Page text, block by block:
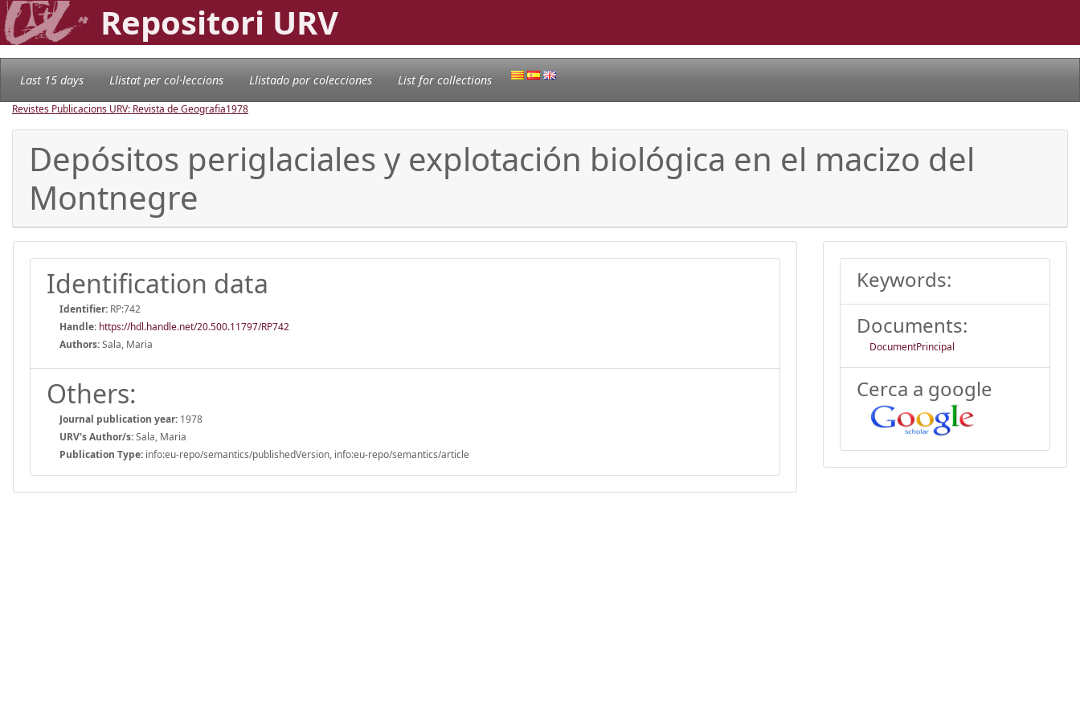
Repositori URV
Last 15 days Llistat per col·leccions Llistado por colecciones List for collections
Revistes Publicacions URV: Revista de Geografia1978
Depósitos periglaciales y explotación biológica en el macizo del
Montnegre
Identification data
Identifier: RP:742
Handle: https://hdl.handle.net/20.500.11797/RP742
Authors:Sala, Maria
Others:
Journal publication year: 1978
URV's Author/s:Sala, Maria
Publication Type: info:eu-repo/semantics/publishedVersion, info:eu-repo/semantics/article
Keywords:
Documents:
DocumentPrincipal
Cerca a google